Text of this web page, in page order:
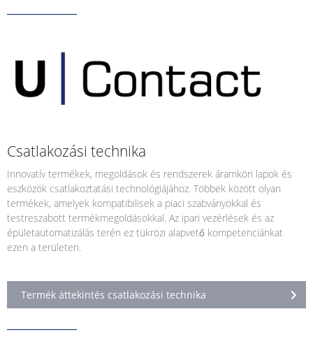
Csatlakozási technika
Innovatív termékek, megoldások és rendszerek áramköri lapok és
eszközök csatlakoztatási technológiájához. Többek között olyan
termékek, amelyek kompatibilisek a piaci szabványokkal és
testreszabott termékmegoldásokkal. Az ipari vezérlések és az
épületautomatizálás terén ez tükrözi alapvető kompetenciánkat
ezen a területen.
Termék áttekintés csatlakozási technika